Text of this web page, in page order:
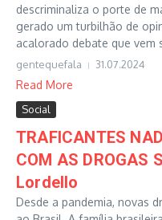
descriminaliza o porte de
gerado um turbilhão de
acalorado debate que vem
gentequefala 31.07.2024
Read More
Social
TRAFICANTES
COM AS DROGAS
Lordello
Desde a pandemia, novas